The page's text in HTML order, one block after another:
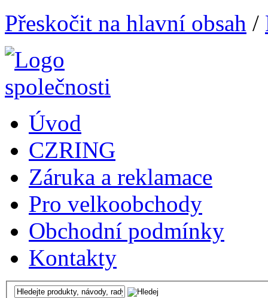
Přeskočit na hlavní obsah /
Úvod
CZRING
Záruka a reklamace
Pro velkoobchody
Obchodní podmínky
Kontakty